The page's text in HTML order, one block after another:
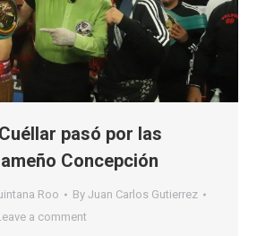
pasó por las
Concepción
Roo By Juan Carlos Gutierrez
a comment